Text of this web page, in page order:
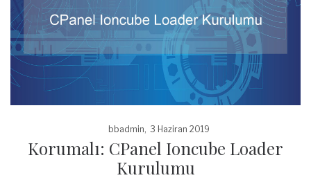
bbadmin
Posted
on
3 Haziran 2019
Korumalı: CPanel Ioncube Loader
Kurulumu